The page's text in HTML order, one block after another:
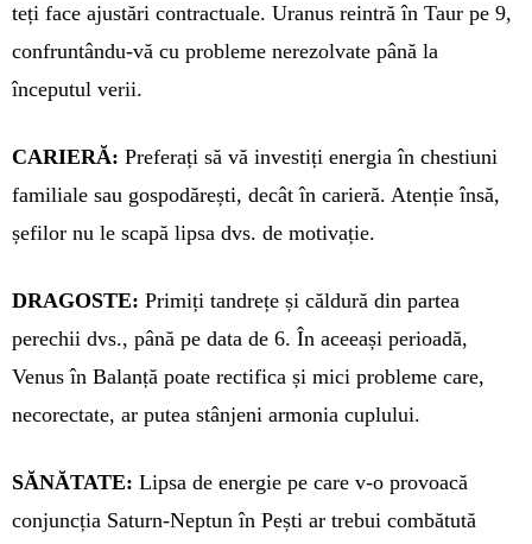
teți face ajustări contractuale. Ura­­nus reintră în Taur pe 9,
con­frun­­tându-vă cu probleme nerezolvate până la
începutul verii.
CARIERĂ: Preferați să vă investiți energia în chestiuni
familiale sau gospodărești, decât în carieră. Aten­ție însă,
șefilor nu le scapă lipsa dvs. de motivație.
DRAGOSTE: Primiți tandrețe și căldură din partea
perechii dvs., până pe data de 6. În aceeași pe­ri­oa­dă,
Venus în Balanță poate recti­fica și mici probleme care,
necorec­tate, ar putea stânjeni armonia cu­plului.
SĂNĂTATE: Lipsa de energie pe care v-o provoacă
conjuncția Sa­turn-Neptun în Pești ar trebui com­bătută